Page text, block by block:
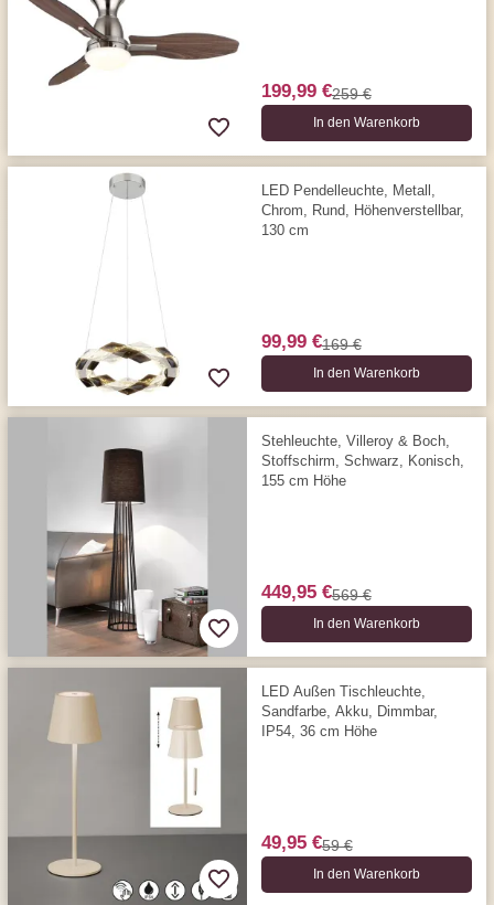
199,99 €259 €
In den Warenkorb
LED Pendelleuchte, Metall,
Chrom, Rund, Höhenverstellbar,
130 cm
99,99 €169 €
In den Warenkorb
Stehleuchte, Villeroy & Boch,
Stoffschirm, Schwarz, Konisch,
155 cm Höhe
449,95 €569 €
In den Warenkorb
LED Außen Tischleuchte,
Sandfarbe, Akku, Dimmbar,
IP54, 36 cm Höhe
49,95 €59 €
In den Warenkorb